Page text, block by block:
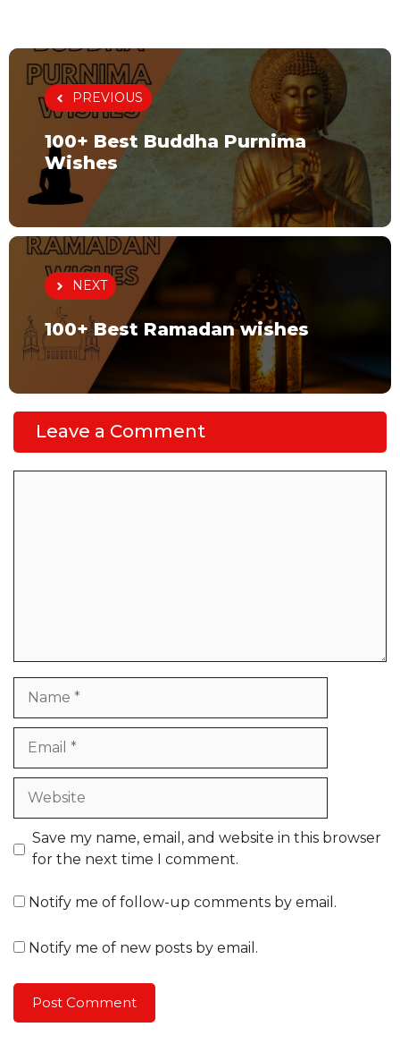
PREVIOUS
100+ Best Buddha Purnima
Wishes
NEXT
100+ Best Ramadan wishes
Leave a Comment
Website
Save my name, email, and website in this browser
for the next time I comment.
Notify me of follow-up comments by email.
Notify me of new posts by email.